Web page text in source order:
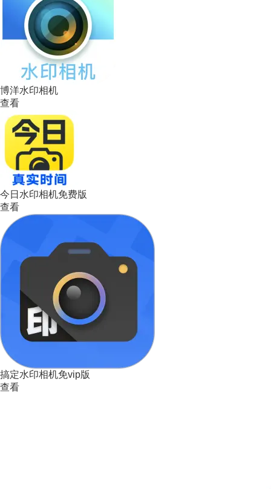
博洋水印相机
查看
今日水印相机免费版
查看
搞定水印相机免vip版
查看